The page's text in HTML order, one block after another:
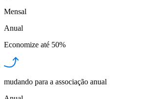
Mensal
Anual
Economize até 50%
mudando para a associação anual